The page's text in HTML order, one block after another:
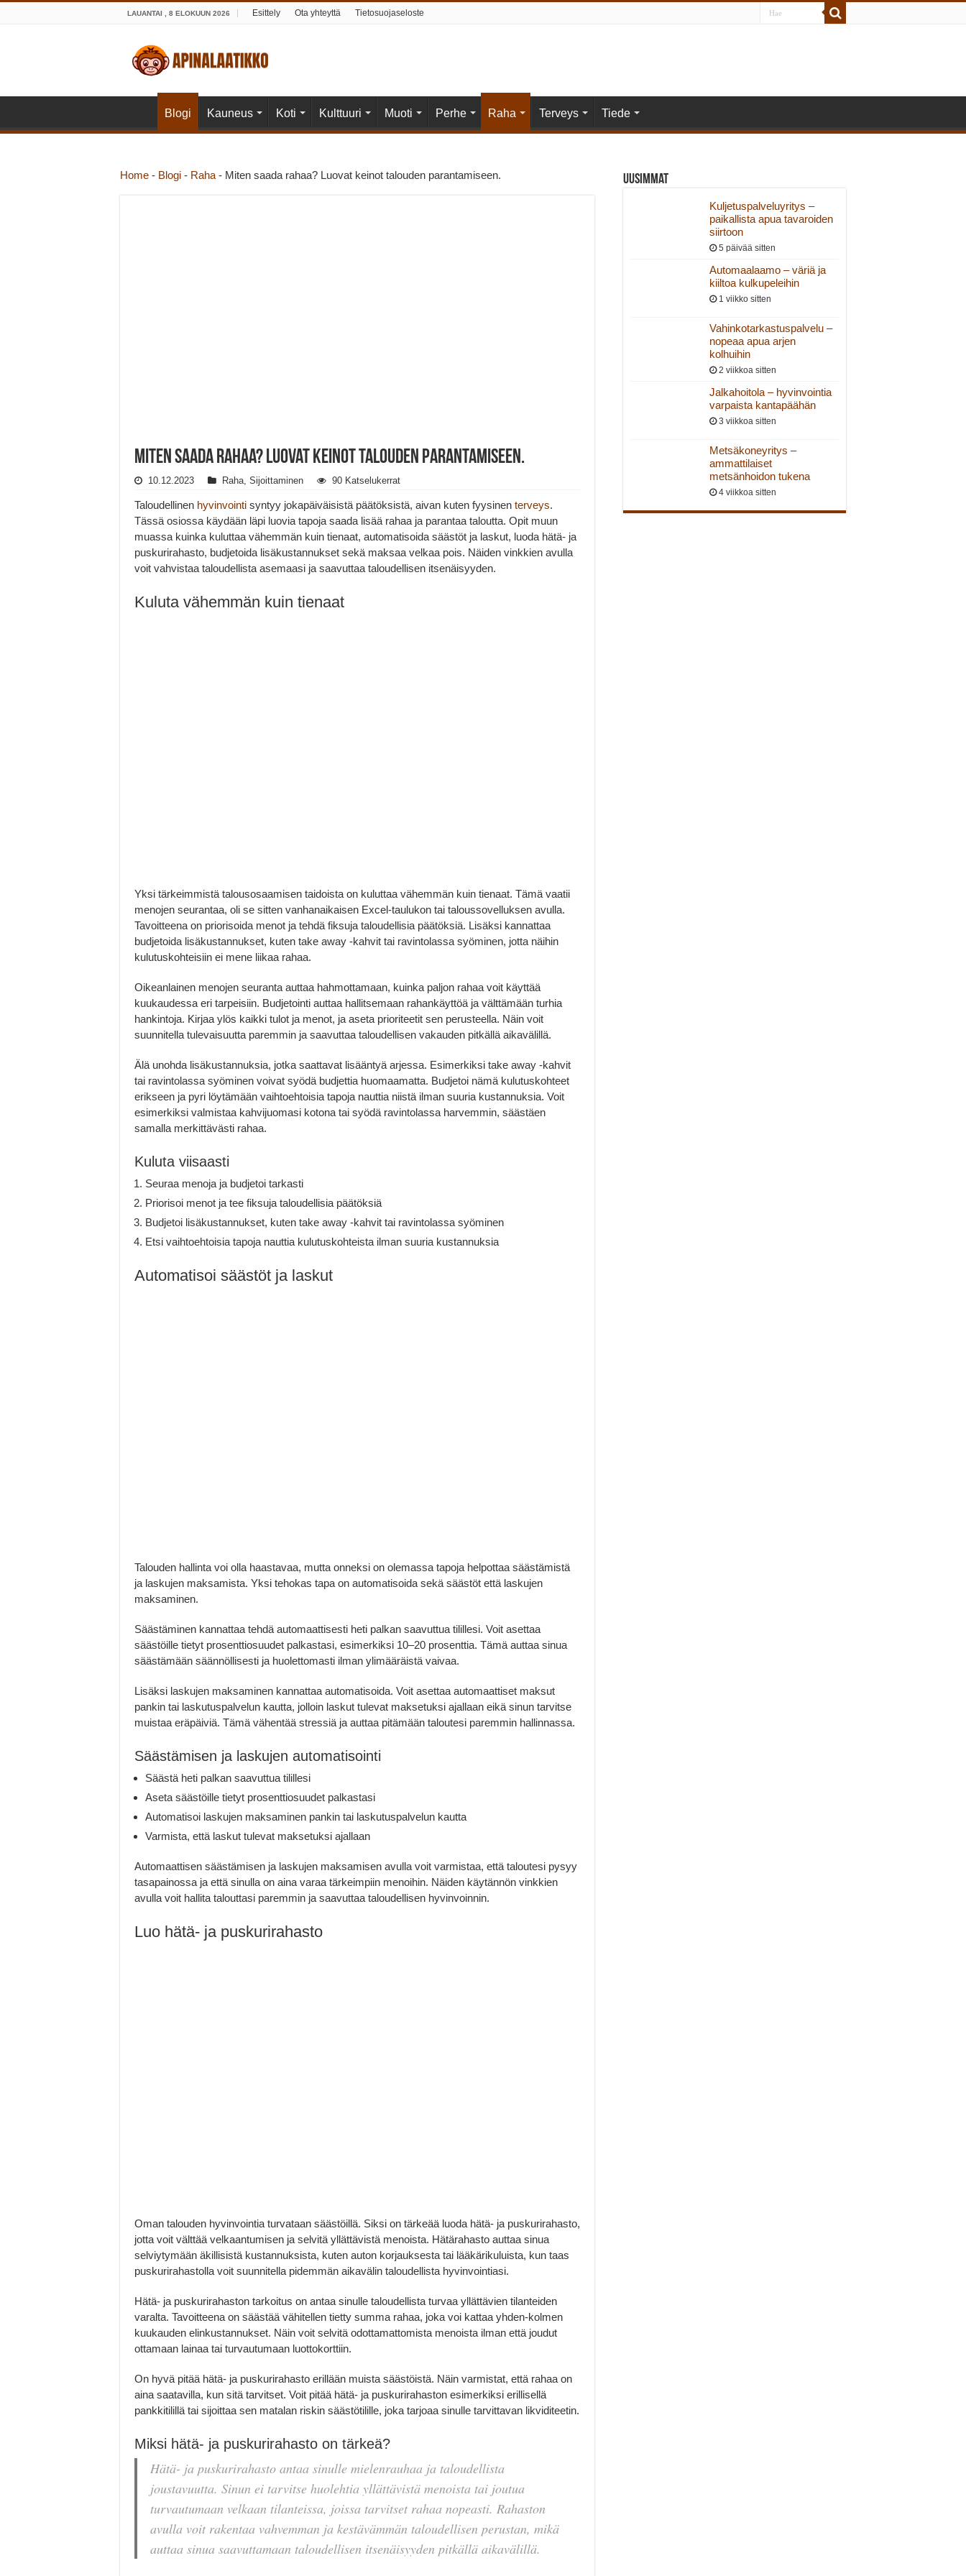
LAUANTAI , 8 ELOKUUN 2026 Esittely Ota yhteyttä Tietosuojaseloste
Blogi Kauneus Koti Kulttuuri Muoti Perhe Raha Terveys Tiede
Home - Blogi - Raha - Miten saada rahaa? Luovat keinot talouden parantamiseen.
Miten saada rahaa? Luovat keinot talouden parantamiseen.
10.12.2023 Raha, Sijoittaminen 90 Katselukerrat
Taloudellinen hyvinvointi syntyy jokapäiväisistä päätöksistä, aivan kuten fyysinen terveys.
Tässä osiossa käydään läpi luovia tapoja saada lisää rahaa ja parantaa taloutta. Opit muun
muassa kuinka kuluttaa vähemmän kuin tienaat, automatisoida säästöt ja laskut, luoda hätä- ja
puskurirahasto, budjetoida lisäkustannukset sekä maksaa velkaa pois. Näiden vinkkien avulla
voit vahvistaa taloudellista asemaasi ja saavuttaa taloudellisen itsenäisyyden.
Kuluta vähemmän kuin tienaat
Yksi tärkeimmistä talousosaamisen taidoista on kuluttaa vähemmän kuin tienaat. Tämä vaatii
menojen seurantaa, oli se sitten vanhanaikaisen Excel-taulukon tai taloussovelluksen avulla.
Tavoitteena on priorisoida menot ja tehdä fiksuja taloudellisia päätöksiä. Lisäksi kannattaa
budjetoida lisäkustannukset, kuten take away -kahvit tai ravintolassa syöminen, jotta näihin
kulutuskohteisiin ei mene liikaa rahaa.
Oikeanlainen menojen seuranta auttaa hahmottamaan, kuinka paljon rahaa voit käyttää
kuukaudessa eri tarpeisiin. Budjetointi auttaa hallitsemaan rahankäyttöä ja välttämään turhia
hankintoja. Kirjaa ylös kaikki tulot ja menot, ja aseta prioriteetit sen perusteella. Näin voit
suunnitella tulevaisuutta paremmin ja saavuttaa taloudellisen vakauden pitkällä aikavälillä.
Älä unohda lisäkustannuksia, jotka saattavat lisääntyä arjessa. Esimerkiksi take away -kahvit
tai ravintolassa syöminen voivat syödä budjettia huomaamatta. Budjetoi nämä kulutuskohteet
erikseen ja pyri löytämään vaihtoehtoisia tapoja nauttia niistä ilman suuria kustannuksia. Voit
esimerkiksi valmistaa kahvijuomasi kotona tai syödä ravintolassa harvemmin, säästäen
samalla merkittävästi rahaa.
Kuluta viisaasti
Seuraa menoja ja budjetoi tarkasti
Priorisoi menot ja tee fiksuja taloudellisia päätöksiä
Budjetoi lisäkustannukset, kuten take away -kahvit tai ravintolassa syöminen
Etsi vaihtoehtoisia tapoja nauttia kulutuskohteista ilman suuria kustannuksia
Automatisoi säästöt ja laskut
Talouden hallinta voi olla haastavaa, mutta onneksi on olemassa tapoja helpottaa säästämistä
ja laskujen maksamista. Yksi tehokas tapa on automatisoida sekä säästöt että laskujen
maksaminen.
Säästäminen kannattaa tehdä automaattisesti heti palkan saavuttua tilillesi. Voit asettaa
säästöille tietyt prosenttiosuudet palkastasi, esimerkiksi 10–20 prosenttia. Tämä auttaa sinua
säästämään säännöllisesti ja huolettomasti ilman ylimääräistä vaivaa.
Lisäksi laskujen maksaminen kannattaa automatisoida. Voit asettaa automaattiset maksut
pankin tai laskutuspalvelun kautta, jolloin laskut tulevat maksetuksi ajallaan eikä sinun tarvitse
muistaa eräpäiviä. Tämä vähentää stressiä ja auttaa pitämään taloutesi paremmin hallinnassa.
Säästämisen ja laskujen automatisointi
Säästä heti palkan saavuttua tilillesi
Aseta säästöille tietyt prosenttiosuudet palkastasi
Automatisoi laskujen maksaminen pankin tai laskutuspalvelun kautta
Varmista, että laskut tulevat maksetuksi ajallaan
Automaattisen säästämisen ja laskujen maksamisen avulla voit varmistaa, että taloutesi pysyy
tasapainossa ja että sinulla on aina varaa tärkeimpiin menoihin. Näiden käytännön vinkkien
avulla voit hallita talouttasi paremmin ja saavuttaa taloudellisen hyvinvoinnin.
Luo hätä- ja puskurirahasto
Oman talouden hyvinvointia turvataan säästöillä. Siksi on tärkeää luoda hätä- ja puskurirahasto,
jotta voit välttää velkaantumisen ja selvitä yllättävistä menoista. Hätärahasto auttaa sinua
selviytymään äkillisistä kustannuksista, kuten auton korjauksesta tai lääkärikuluista, kun taas
puskurirahastolla voit suunnitella pidemmän aikavälin taloudellista hyvinvointiasi.
Hätä- ja puskurirahaston tarkoitus on antaa sinulle taloudellista turvaa yllättävien tilanteiden
varalta. Tavoitteena on säästää vähitellen tietty summa rahaa, joka voi kattaa yhden-kolmen
kuukauden elinkustannukset. Näin voit selvitä odottamattomista menoista ilman että joudut
ottamaan lainaa tai turvautumaan luottokorttiin.
On hyvä pitää hätä- ja puskurirahasto erillään muista säästöistä. Näin varmistat, että rahaa on
aina saatavilla, kun sitä tarvitset. Voit pitää hätä- ja puskurirahaston esimerkiksi erillisellä
pankkitilillä tai sijoittaa sen matalan riskin säästötilille, joka tarjoaa sinulle tarvittavan likviditeetin.
Miksi hätä- ja puskurirahasto on tärkeä?
Hätä- ja puskurirahasto antaa sinulle mielenrauhaa ja taloudellista
joustavuutta. Sinun ei tarvitse huolehtia yllättävistä menoista tai joutua
turvautumaan velkaan tilanteissa, joissa tarvitset rahaa nopeasti. Rahaston
avulla voit rakentaa vahvemman ja kestävämmän taloudellisen perustan, mikä
auttaa sinua saavuttamaan taloudellisen itsenäisyyden pitkällä aikavälillä.
Uusimmat
Kuljetuspalveluyritys –
paikallista apua tavaroiden
siirtoon
5 päivää sitten
Automaalaamo – väriä ja
kiiltoa kulkupeleihin
1 viikko sitten
Vahinkotarkastuspalvelu –
nopeaa apua arjen
kolhuihin
2 viikkoa sitten
Jalkahoitola – hyvinvointia
varpaista kantapäähän
3 viikkoa sitten
Metsäkoneyritys –
ammattilaiset
metsänhoidon tukena
4 viikkoa sitten